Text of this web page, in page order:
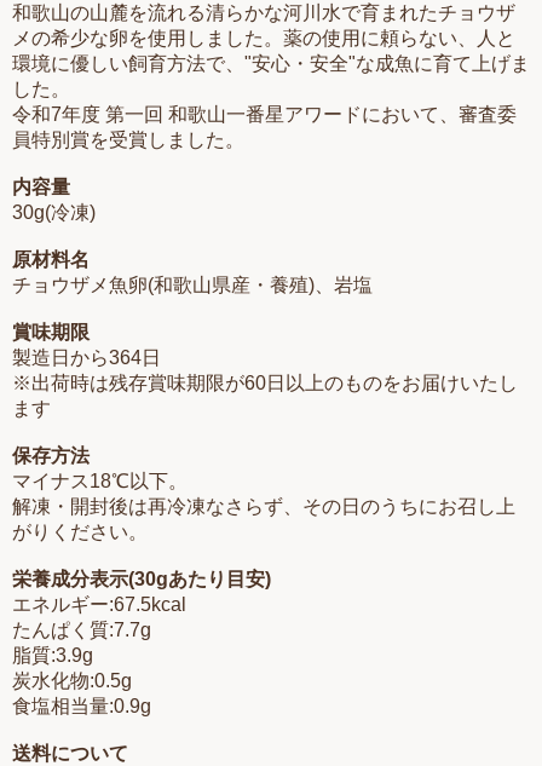
和歌山の山麓を流れる清らかな河川水で育まれたチョウザ
メの希少な卵を使用しました。薬の使用に頼らない、人と
環境に優しい飼育方法で、"安心・安全"な成魚に育て上げま
した。
令和7年度 第一回 和歌山一番星アワードにおいて、審査委
員特別賞を受賞しました。
内容量
30g(冷凍)
原材料名
チョウザメ魚卵(和歌山県産・養殖)、岩塩
賞味期限
製造日から364日
※出荷時は残存賞味期限が60日以上のものをお届けいたし
ます
保存方法
マイナス18℃以下。
解凍・開封後は再冷凍なさらず、その日のうちにお召し上
がりください。
栄養成分表示(30gあたり目安)
エネルギー:67.5kcal
たんぱく質:7.7g
脂質:3.9g
炭水化物:0.5g
食塩相当量:0.9g
送料について